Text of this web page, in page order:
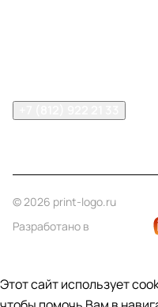
© 2026 print-logo.ru
Разработано в
Этот сайт использует